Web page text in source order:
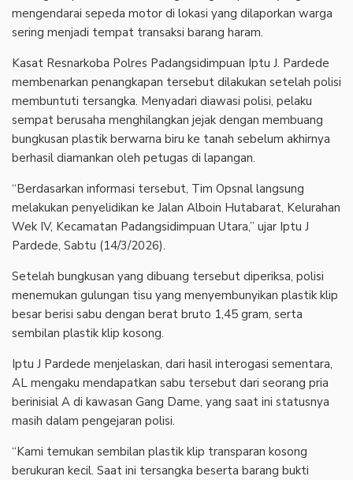
mengendarai sepeda motor di lokasi yang dilaporkan warga
sering menjadi tempat transaksi barang haram.
Kasat Resnarkoba Polres Padangsidimpuan Iptu J. Pardede
membenarkan penangkapan tersebut dilakukan setelah polisi
membuntuti tersangka. Menyadari diawasi polisi, pelaku
sempat berusaha menghilangkan jejak dengan membuang
bungkusan plastik berwarna biru ke tanah sebelum akhirnya
berhasil diamankan oleh petugas di lapangan.
“Berdasarkan informasi tersebut, Tim Opsnal langsung
melakukan penyelidikan ke Jalan Alboin Hutabarat, Kelurahan
Wek IV, Kecamatan Padangsidimpuan Utara,” ujar Iptu J
Pardede, Sabtu (14/3/2026).
Setelah bungkusan yang dibuang tersebut diperiksa, polisi
menemukan gulungan tisu yang menyembunyikan plastik klip
besar berisi sabu dengan berat bruto 1,45 gram, serta
sembilan plastik klip kosong.
Iptu J Pardede menjelaskan, dari hasil interogasi sementara,
AL mengaku mendapatkan sabu tersebut dari seorang pria
berinisial A di kawasan Gang Dame, yang saat ini statusnya
masih dalam pengejaran polisi.
“Kami temukan sembilan plastik klip transparan kosong
berukuran kecil. Saat ini tersangka beserta barang bukti